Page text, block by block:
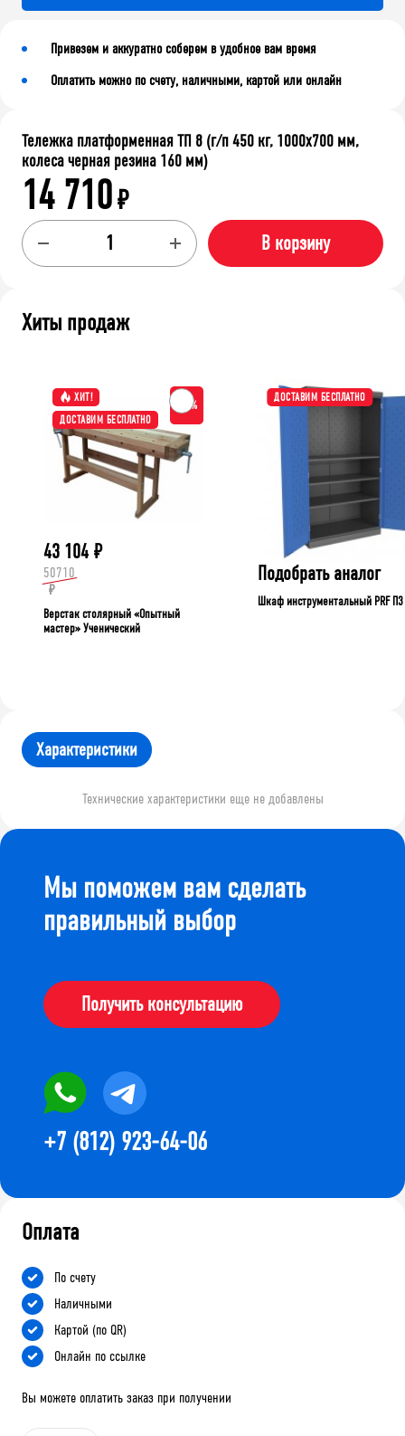
Привезем и аккуратно соберем в удобное вам время
Оплатить можно по счету, наличными, картой или онлайн
Тележка платформенная ТП 8 (г/п 450 кг, 1000x700 мм,
колеса черная резина 160 мм)
14 710₽
В корзину
Хиты продаж
ХИТ!
ДОСТАВИМ БЕСПЛАТНО
-15%
43 104 ₽
50710
₽
Верстак столярный «Опытный
мастер» Ученический
ДОСТАВИМ БЕСПЛАТНО
Подобрать аналог
Шкаф инструментальный PRF П3
Характеристики
Технические характеристики еще не добавлены
Мы поможем вам сделать
правильный выбор
Получить консультацию
+7 (812) 923-64-06
Оплата
По счету
Наличными
Картой (по QR)
Онлайн по ссылке
Вы можете оплатить заказ при получении